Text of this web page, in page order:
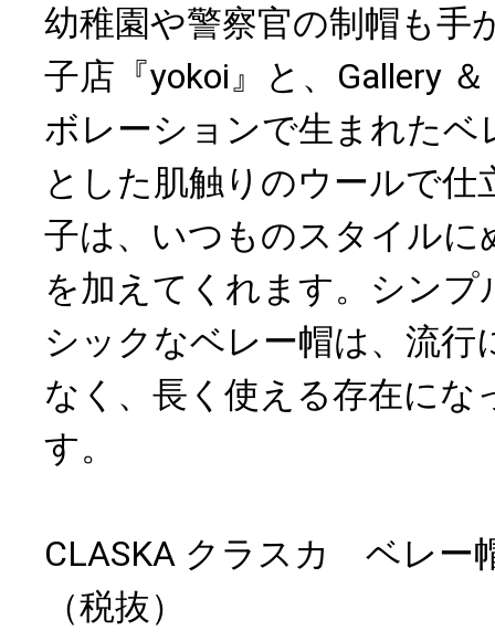
幼稚園や警察官の制帽も手
子店『yokoi』と、Gallery
ボレーションで生まれたベ
とした肌触りのウールで仕
子は、いつものスタイルに
を加えてくれます。シンプ
シックなベレー帽は、流行
なく、長く使える存在にな
す。
CLASKA クラスカ ベレー
（税抜）